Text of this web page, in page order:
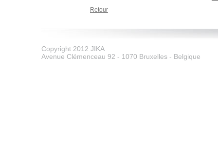
Retour
Copyright 2012 JIKA
Avenue Clémenceau 92 - 1070 Bruxelles - Belgique